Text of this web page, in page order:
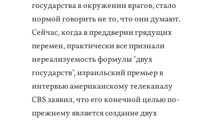
государства в окружении врагов, стало
нормой говорить не то, что они думают.
Сейчас, когда в преддверии грядущих
перемен, практически все признали
нереализуемость формулы "двух
государств", израильский премьер в
интервью американскому телеканалу
CBS заявил, что его конечной целью по-
прежнему является создание двух